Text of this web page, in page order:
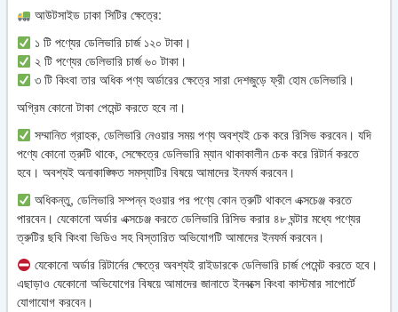
আউটসাইড ঢাকা সিটির ক্ষেত্রে:
১ টি পণ্যের ডেলিভারি চার্জ ১২০ টাকা।
২ টি পণ্যের ডেলিভারি চার্জ ৬০ টাকা।
৩ টি কিংবা তার অধিক পণ্য অর্ডারের ক্ষেত্রে সারা দেশজুড়ে ফ্রী হোম ডেলিভারি।
অগ্রিম কোনো টাকা পেমেন্ট করতে হবে না।
সম্মানিত গ্রাহক, ডেলিভারি নেওয়ার সময় পণ্য অবশ্যই চেক করে রিসিভ করবেন। যদি
পণ্যে কোনো ত্রুটি থাকে, সেক্ষেত্রে ডেলিভারি ম্যান থাকাকালীন চেক করে রিটার্ন করতে
হবে। অবশ্যই অনাকাঙ্ক্ষিত সমস্যাটির বিষয়ে আমাদের ইনফর্ম করবেন।
অধিকন্তু, ডেলিভারি সম্পন্ন হওয়ার পর পণ্যে কোন ত্রুটি থাকলে এক্সচেঞ্জ করতে
পারবেন। যেকোনো অর্ডার এক্সচেঞ্জ করতে ডেলিভারি রিসিভ করার ৪৮ ঘন্টার মধ্যে পণ্যের
ত্রুটির ছবি কিংবা ভিডিও সহ বিস্তারিত অভিযোগটি আমাদের ইনফর্ম করবেন।
যেকোনো অর্ডার রিটার্নের ক্ষেত্রে অবশ্যই রাইডারকে ডেলিভারি চার্জ পেমেন্ট করতে হবে।
এছাড়াও যেকোনো অভিযোগের বিষয়ে আমাদের জানাতে ইনবক্সে কিংবা কাস্টমার সাপোর্টে
যোগাযোগ করবেন।